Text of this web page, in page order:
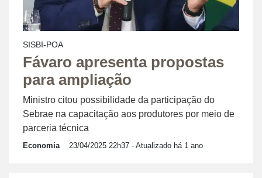
SISBI-POA
Fávaro apresenta propostas
para ampliação
Ministro citou possibilidade da participação do
Sebrae na capacitação aos produtores por meio de
parceria técnica
Economia 23/04/2025 22h37 - Atualizado há 1 ano